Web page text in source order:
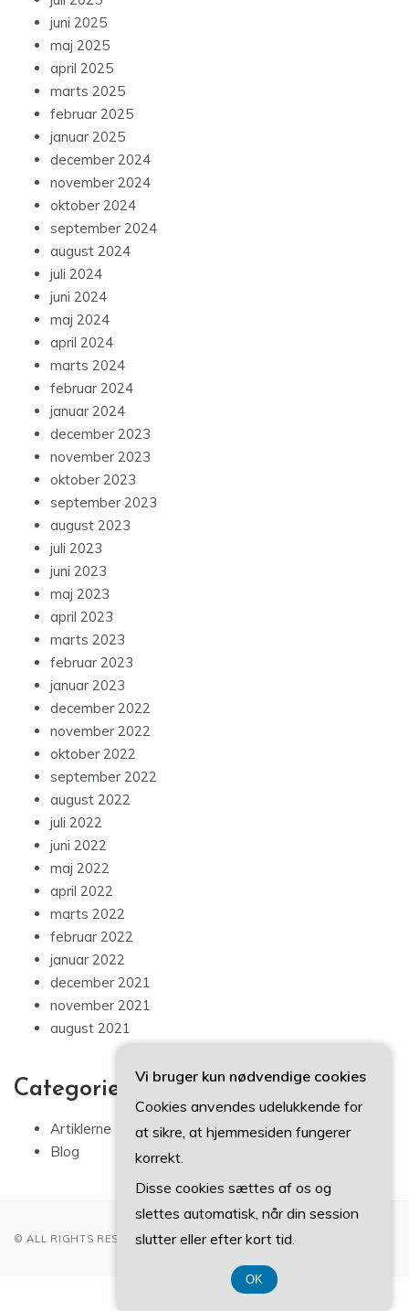
juni 2025
maj 2025
april 2025
marts 2025
februar 2025
januar 2025
december 2024
november 2024
oktober 2024
september 2024
august 2024
juli 2024
juni 2024
maj 2024
april 2024
marts 2024
februar 2024
januar 2024
december 2023
november 2023
oktober 2023
september 2023
august 2023
juli 2023
juni 2023
maj 2023
april 2023
marts 2023
februar 2023
januar 2023
december 2022
november 2022
oktober 2022
september 2022
august 2022
juli 2022
juni 2022
maj 2022
april 2022
marts 2022
februar 2022
januar 2022
december 2021
november 2021
august 2021
Categories
Artiklerne
Blog
© ALL RIGHTS RESERVED 2022
Vi bruger kun nødvendige cookies
Cookies anvendes udelukkende for
at sikre, at hjemmesiden fungerer
korrekt.
Disse cookies sættes af os og
slettes automatisk, når din session
slutter eller efter kort tid.
OK